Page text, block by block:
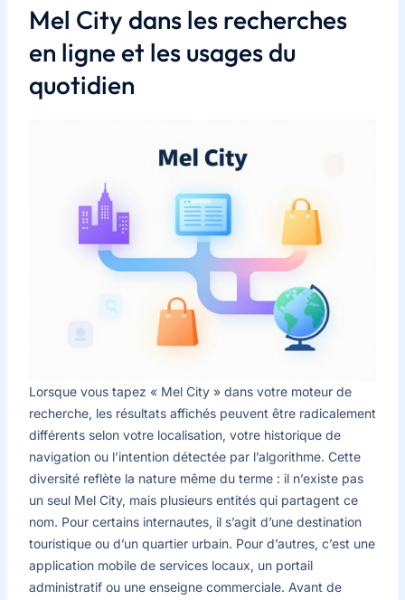
Mel City dans les recherches
en ligne et les usages du
quotidien
Lorsque vous tapez « Mel City » dans votre moteur de
recherche, les résultats affichés peuvent être radicalement
différents selon votre localisation, votre historique de
navigation ou l’intention détectée par l’algorithme. Cette
diversité reflète la nature même du terme : il n’existe pas
un seul Mel City, mais plusieurs entités qui partagent ce
nom. Pour certains internautes, il s’agit d’une destination
touristique ou d’un quartier urbain. Pour d’autres, c’est une
application mobile de services locaux, un portail
administratif ou une enseigne commerciale. Avant de